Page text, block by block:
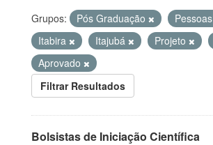
Grupos: Pós Graduação Pessoas
Itabira
Itajubá Projeto
Aprovado
Filtrar Resultados
Bolsistas de Iniciação Científica